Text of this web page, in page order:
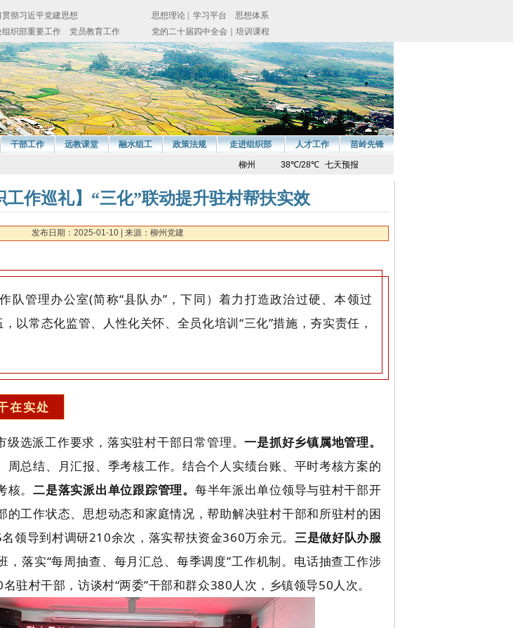
干部工作 远教课堂 融水组工 政策法规 走进组织部 人才工作
苗岭先锋
工作巡礼】“三化”联动提升驻村帮扶实效
发布日期：2025-01-10 | 来源：柳州党建
队管理办公室(简称“县队办”，下同）着力打造政治过硬、本领过
以常态化监管、人性化关怀、全员化培训“三化”措施，夯实责任，
在实处
级选派工作要求，落实驻村干部日常管理。一是抓好乡镇属地管理。
周总结、月汇报、季考核工作。结合个人实绩台账、平时考核方案的
核。二是落实派出单位跟踪管理。 每半年派出单位领导与驻村干部开
的工作状态、思想动态和家庭情况，帮助解决驻村干部和所驻村的困
领导到村调研210余次，落实帮扶资金360万余元。 三是做好队办服
，落实“每周抽查、每月汇总、每季调度”工作机制。电话抽查工作涉
驻村干部，访谈村“两委”干部和群众380人次，乡镇领导50人次。